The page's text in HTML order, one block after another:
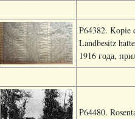
P64382. Kopie
Landbesitz
1916 года,
P64480.